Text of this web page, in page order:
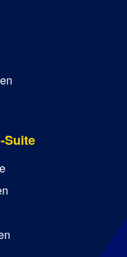
Suite